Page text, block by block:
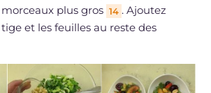
plus gros 14 . Ajoutez
et les feuilles au reste des